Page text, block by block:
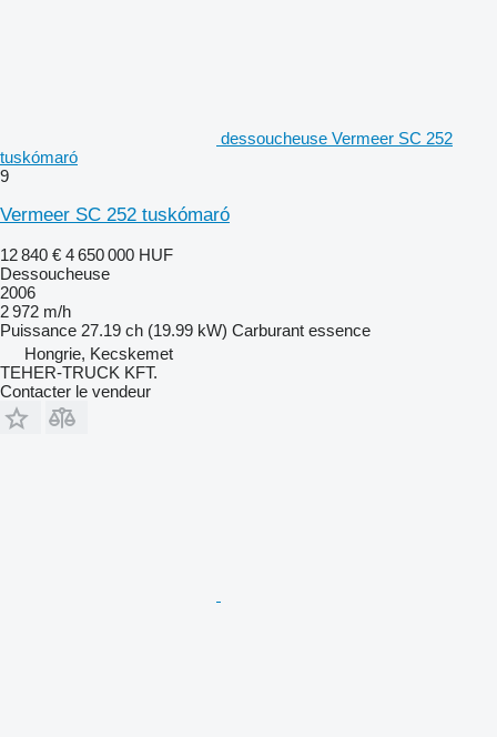
dessoucheuse Vermeer SC 252
tuskómaró
9
Vermeer SC 252 tuskómaró
12 840 € 4 650 000 HUF
Dessoucheuse
2006
2 972 m/h
Puissance 27.19 ch (19.99 kW) Carburant essence
Hongrie, Kecskemet
TEHER-TRUCK KFT.
Contacter le vendeur